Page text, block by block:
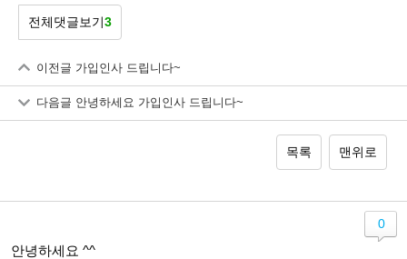
전체댓글보기3
이전글 가입인사 드립니다~
다음글 안녕하세요 가입인사 드립니다~
목록 맨위로
안녕하세요 ^^
0